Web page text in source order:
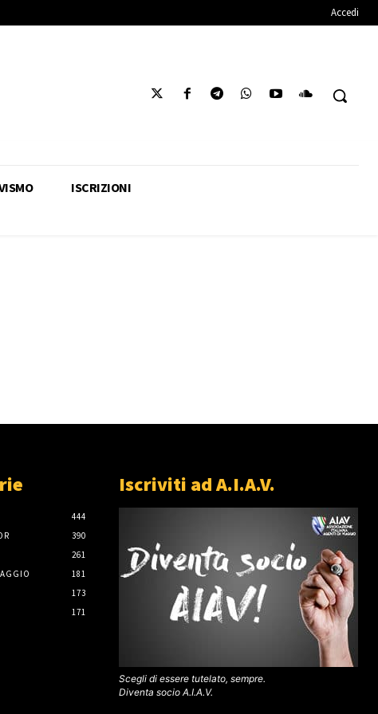
Accedi
ISCRIZIONI
444
390
261
181
173
171
Iscriviti ad A.I.A.V.
Scegli di essere tutelato, sempre.
Diventa socio A.I.A.V.